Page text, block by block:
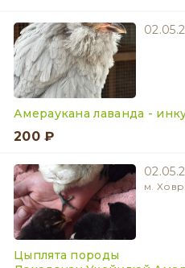
Амераукана лаванда -
200 ₽
м.
Цыплята породы